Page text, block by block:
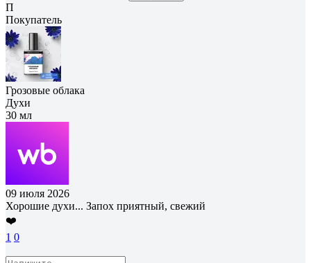
П
Покупатель
Грозовые облака
Духи
30 мл
09 июля 2026
Хорошие духи... Запох приятный, свежий
❤️
1 0